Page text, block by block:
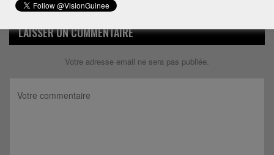
LAISSER UN COMMENTAIRE
Votre adresse email ne sera pas publiée.